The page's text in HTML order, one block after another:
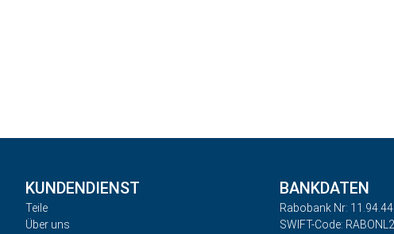
KUNDENDIENST
Teile
Über uns
BANKDATEN
Rabobank Nr:
SWIFT-Code: